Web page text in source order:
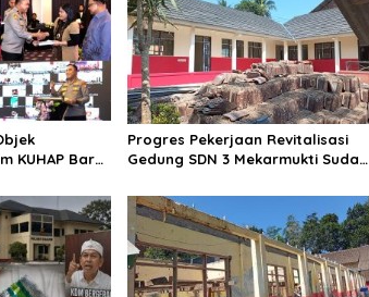
KUHAP Baru,
Progres Pekerjaan Revitalisasi
Gedung SDN 3 Mekarmukti Sudah